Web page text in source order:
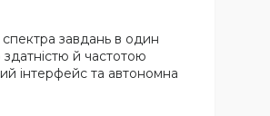
завдань в один
й частотою
інтерфейс та автономна